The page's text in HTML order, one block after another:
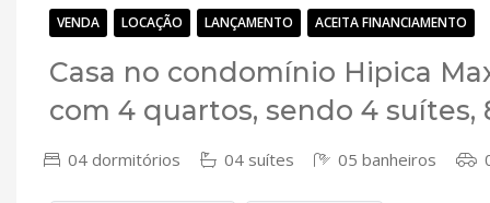
VENDA LOCAÇÃO LANÇAMENTO ACEITA FINANCIAMENTO
Casa no condomínio Hipica
com 4 quartos, sendo 4 suítes,
04 dormitórios 04 suítes 05 banheiros